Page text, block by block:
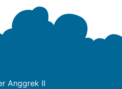
Anggrek II